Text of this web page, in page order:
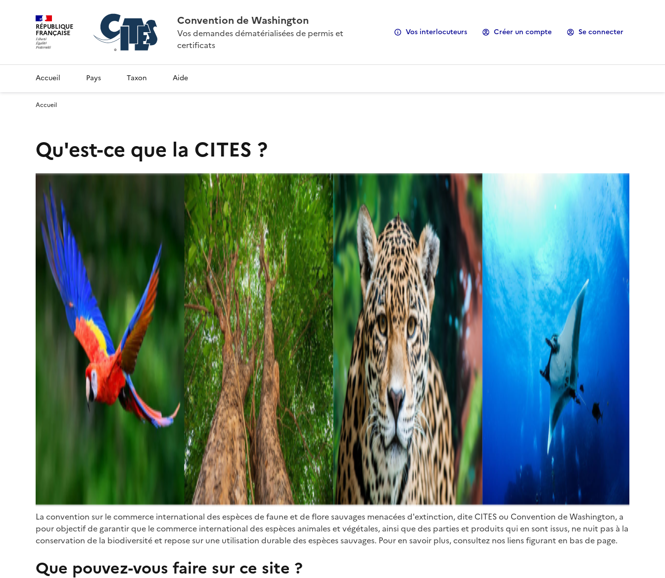
RÉPUBLIQUE
FRANÇAISE
Convention de Washington
Vos demandes dématérialisées de permis et
certificats
Vos interlocuteurs Créer un compte Se connecter
Accueil Pays Taxon Aide
Accueil
Qu'est-ce que la CITES ?
La convention sur le commerce international des espèces de faune et de flore sauvages menacées d'extinction, dite CITES ou Convention de Washington, a
pour objectif de garantir que le commerce international des espèces animales et végétales, ainsi que des parties et produits qui en sont issus, ne nuit pas à la
conservation de la biodiversité et repose sur une utilisation durable des espèces sauvages. Pour en savoir plus, consultez nos liens figurant en bas de page.
Que pouvez-vous faire sur ce site ?